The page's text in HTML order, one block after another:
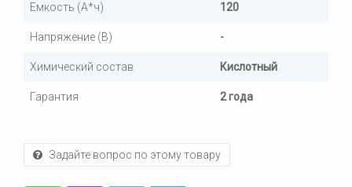
Емкость (А*ч) 120
Напряжение (В) -
Химический состав Кислотный
Гарантия 2 года
Задайте вопрос по этому товару